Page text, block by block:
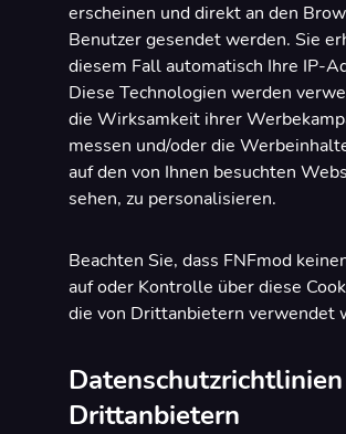
erscheinen und direkt an den
Benutzer gesendet werden. Sie
diesem Fall automatisch Ihre IP-
Diese Technologien werden
die Wirksamkeit ihrer
messen und/oder die
auf den von Ihnen besuchten
sehen, zu personalisieren.
Beachten Sie, dass FNFmod
auf oder Kontrolle über diese
die von Drittanbietern verwendet
Drittanbietern